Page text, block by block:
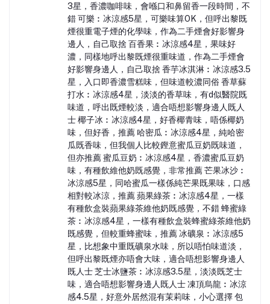
3星，香濃咖啡味，會喺口和鼻留香一段時間，不
錯 可樂︰冰涼感5星，可樂味算OK，但呼出黎既
煙很重電子煙的化學味，作為二手煙會好影響身
邊人，自己取捨 百香果︰冰涼感4星，果味好
濃，同樣地呼出黎既煙很重味道，作為二手煙會
好影響身邊人，自己取捨 香芋冰淇淋︰冰涼感3.5
星，入口即香濃雪糕味，但味道較濃同俗 香草蘇
打水︰冰涼感4星，淡淡的香草味，有d似醫院既
味道，呼出既煙較淡，適合唔想影響身邊人既人
士 椰子冰︰冰涼感4星，好香椰青味，唔係椰奶
味，但好香，推薦 哈密瓜︰冰涼感4星，純哈密
瓜既香味，但我個人比較鏗意蜜瓜豆奶既味道，
但亦推薦 蜜瓜豆奶︰冰涼感4星，香濃蜜瓜豆奶
味，有種飲維他奶既感覺，非常推薦 芒果冰沙︰
冰涼感5星，同哈蜜瓜一樣係純芒果既果味，口感
相對較冰涼，推薦 蘋果綠茶︰冰涼感4星，一樣
有種飲盒裝蘋果綠茶維他奶既感覺，不錯 蜂蜜綠
茶︰冰涼感4星，一樣有種飲盒裝蜂蜜綠茶維他奶
既感覺，但較重蜂蜜味，推薦 冰礦泉︰冰涼感5
星，比想象中重既礦泉水味，所以唔怕味道淡，
但呼出黎既煙亦唔會大味，適合唔想影響身邊人
既人士 芝士冰鹽茶︰冰涼感3.5星，淡淡既芝士
味，適合唔想影響身邊人既人士 凍頂烏龍︰冰涼
感4.5星，好意外居然混有茉莉味，小心選擇 包